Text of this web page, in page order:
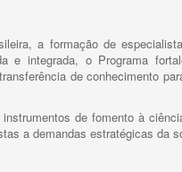
a formação de
e integrada, o Programa
de conhecimento
de fomento à
a demandas estratégicas da